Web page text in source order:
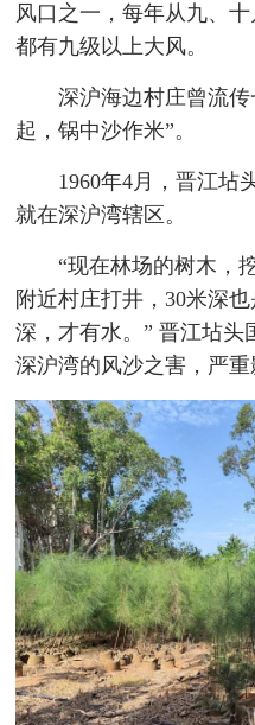
风口之一，每年从九、
都有九级以上大风。
深沪海边村庄曾流
起，锅中沙作米”。
1960年4月，晋江坫
就在深沪湾辖区。
“现在林场的树木，
附近村庄打井，30米深
深，才有水。” 晋江坫头
深沪湾的风沙之害，严重